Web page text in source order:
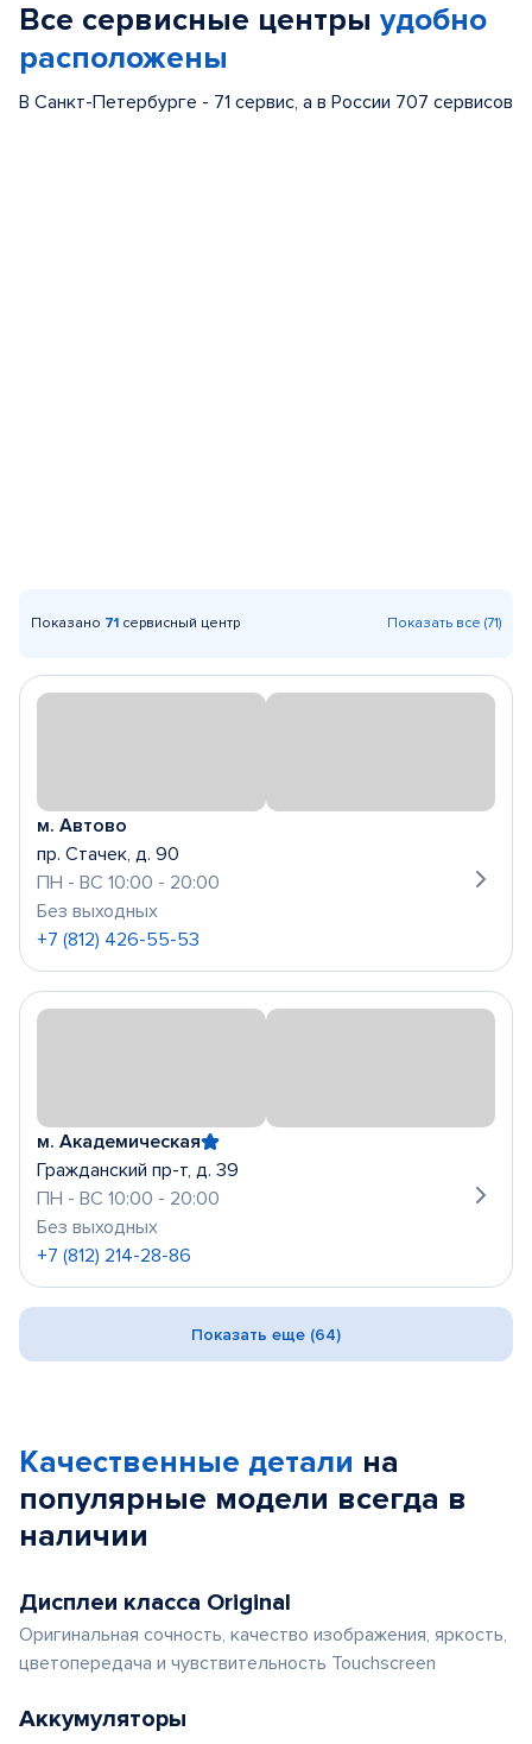
Все сервисные центры удобно
расположены
В Санкт-Петербурге - 71 сервис, а в России 707 сервисов
Показано 71 сервисный центр Показать все (71)
м. Автово
пр. Стачек, д. 90
ПН - ВС 10:00 - 20:00
Без выходных
+7 (812) 426-55-53
м. Академическая
Гражданский пр-т, д. 39
ПН - ВС 10:00 - 20:00
Без выходных
+7 (812) 214-28-86
Показать еще (64)
Качественные детали на
популярные модели всегда в
наличии
Дисплеи класса Original
Оригинальная сочность, качество изображения, яркость,
цветопередача и чувствительность Touchscreen
Аккумуляторы